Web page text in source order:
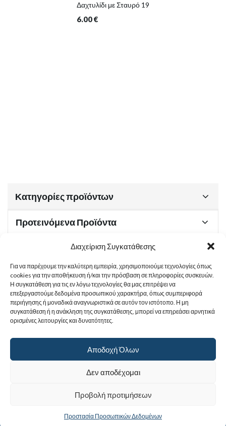
Διαχείριση Συγκατάθεσης
Για να παρέχουμε την καλύτερη εμπειρία, χρησιμοποιούμε τεχνολογίες όπως
cookies για την αποθήκευση ή/και την πρόσβαση σε πληροφορίες συσκευών.
Η συγκατάθεση για τις εν λόγω τεχνολογίες θα μας επιτρέψει να
επεξεργαστούμε δεδομένα προσωπικού χαρακτήρα, όπως συμπεριφορά
περιήγησης ή μοναδικά αναγνωριστικά σε αυτόν τον ιστότοπο. Η μη
συγκατάθεση ή η ανάκληση της συγκατάθεσης, μπορεί να επηρεάσει αρνητικά
ορισμένες λειτουργίες και δυνατότητες.
Αποδοχή Όλων
Δεν αποδέχομαι
Προβολή προτιμήσεων
Προστασία Προσωπικών Δεδομένων
Δαχτυλίδι με Σταυρό 19
6.00€
Κατηγορίες προϊόντων
Προτεινόμενα Προϊόντα
Χρήσιμα Έγγραφα
Sitemap
Στοιχεία Επικοινωνίας
Powered by |